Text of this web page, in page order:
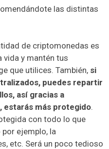
las distintas
de criptomonedas es
vida y mantén tus
que utilices. También, si
puedes repartir
así gracias a
estarás más protegido.
con todo lo que
ejemplo, la
etc. Será un poco tedioso